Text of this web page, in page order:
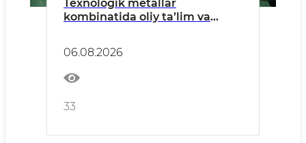
Texnologik metallar
kombinatida oliy taʼlim va
bosqichi muhokama qilindi
06.08.2026
33